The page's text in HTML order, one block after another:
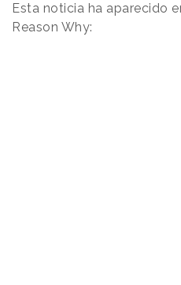
Esta noticia ha aparecido
Reason Why: